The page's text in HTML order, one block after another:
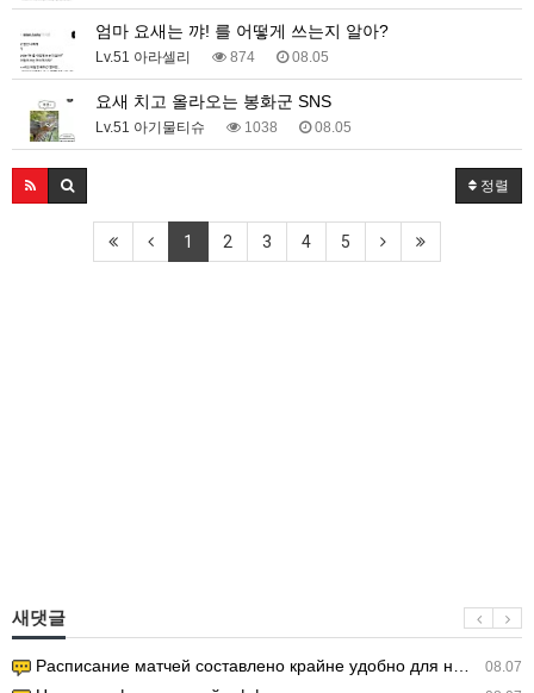
엄마 요새는 꺄! 를 어떻게 쓰는지 알아?
Lv.51 아라셀리 874 08.05
요새 치고 올라오는 봉화군 SNS
Lv.51 아기물티슈 1038 08.05
정렬
1 2 3 4 5
새댓글
08.07
Расписание матчей составлено крайне удобно для нашего часово…